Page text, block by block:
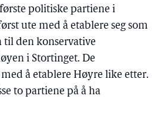
politiske partiene i
ute med å etablere seg som
til den konservative
i Stortinget. De
å etablere Høyre like etter.
to partiene på å ha